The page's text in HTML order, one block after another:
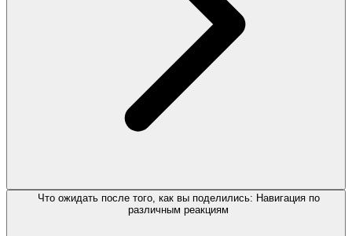
Что ожидать после того, как вы поделились: Навигация по
различным реакциям